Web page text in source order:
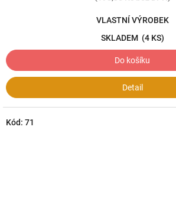
VLASTNÍ VÝROBEK
SKLADEM (4 KS)
Do košíku
Detail
Kód: 71